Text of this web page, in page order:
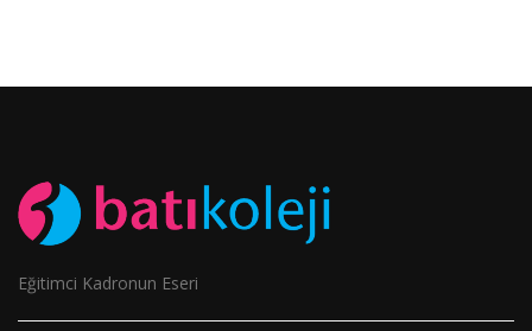
Eğitimci Kadronun Eseri